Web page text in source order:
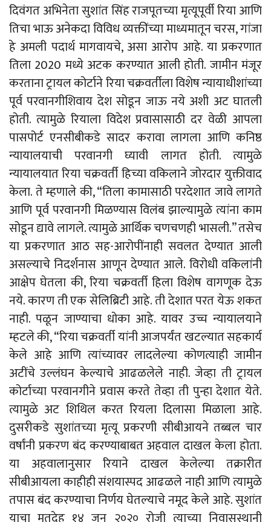
दिवंगत अभिनेता सुशांत सिंह राजपूतच्या मृत्यूपूर्वी रिया आणि
तिचा भाऊ अनेकदा विविध व्यक्तींच्या माध्यमातून चरस, गांजा
हे अमली पदार्थ मागवायचे, असा आरोप आहे. या प्रकरणात
तिला 2020 मध्ये अटक करण्यात आली होती. जामीन मंजूर
करताना ट्रायल कोर्टाने रिया चक्रवर्तीला विशेष न्यायाधीशांच्या
पूर्व परवानगीशिवाय देश सोडून जाऊ नये अशी अट घातली
होती. त्यामुळे रियाला विदेश प्रवासासाठी दर वेळी आपला
पासपोर्ट एनसीबीकडे सादर करावा लागला आणि कनिष्ठ
न्यायालयाची परवानगी घ्यावी लागत होती. त्यामुळे
न्यायालयात रिया चक्रवर्ती हिच्या वकिलाने जोरदार युक्तीवाद
केला. ते म्हणाले की, “तिला कामासाठी परदेशात जावे लागते
आणि पूर्व परवानगी मिळण्यास विलंब झाल्यामुळे त्यांना काम
सोडून द्यावे लागले. त्यामुळे आर्थिक चणचणही भासली.” तसेच
या प्रकरणात आठ सह-आरोपींनाही सवलत देण्यात आली
असल्याचे निदर्शनास आणून देण्यात आले. विरोधी वकिलांनी
आक्षेप घेतला की, रिया चक्रवर्ती हिला विशेष वागणूक देऊ
नये. कारण ती एक सेलिब्रिटी आहे. ती देशात परत येऊ शकत
नाही. पळून जाण्याचा धोका आहे. यावर उच्च न्यायालयाने
म्हटले की, “रिया चक्रवर्ती यांनी आजपर्यंत खटल्यात सहकार्य
केले आहे आणि त्यांच्यावर लादलेल्या कोणत्याही जामीन
अटींचे उल्लंघन केल्याचे आढळलेले नाही. जेव्हा ती ट्रायल
कोर्टाच्या परवानगीने प्रवास करते तेव्हा ती पुन्हा देशात येते.
त्यामुळे अट शिथिल करत रियला दिलासा मिळाला आहे.
दुसरीकडे सुशांतच्या मृत्यू प्रकरणी सीबीआयने तब्बल चार
वर्षांनी प्रकरण बंद करण्याबाबत अहवाल दाखल केला होता.
या अहवालानुसार रियाने दाखल केलेल्या तक्रारीत
सीबीआयला काहीही संशयास्पद आढळले नाही आणि त्यामुळे
तपास बंद करण्याचा निर्णय घेतल्याचे नमूद केले आहे. सुशांत